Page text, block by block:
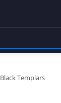
Black Templars